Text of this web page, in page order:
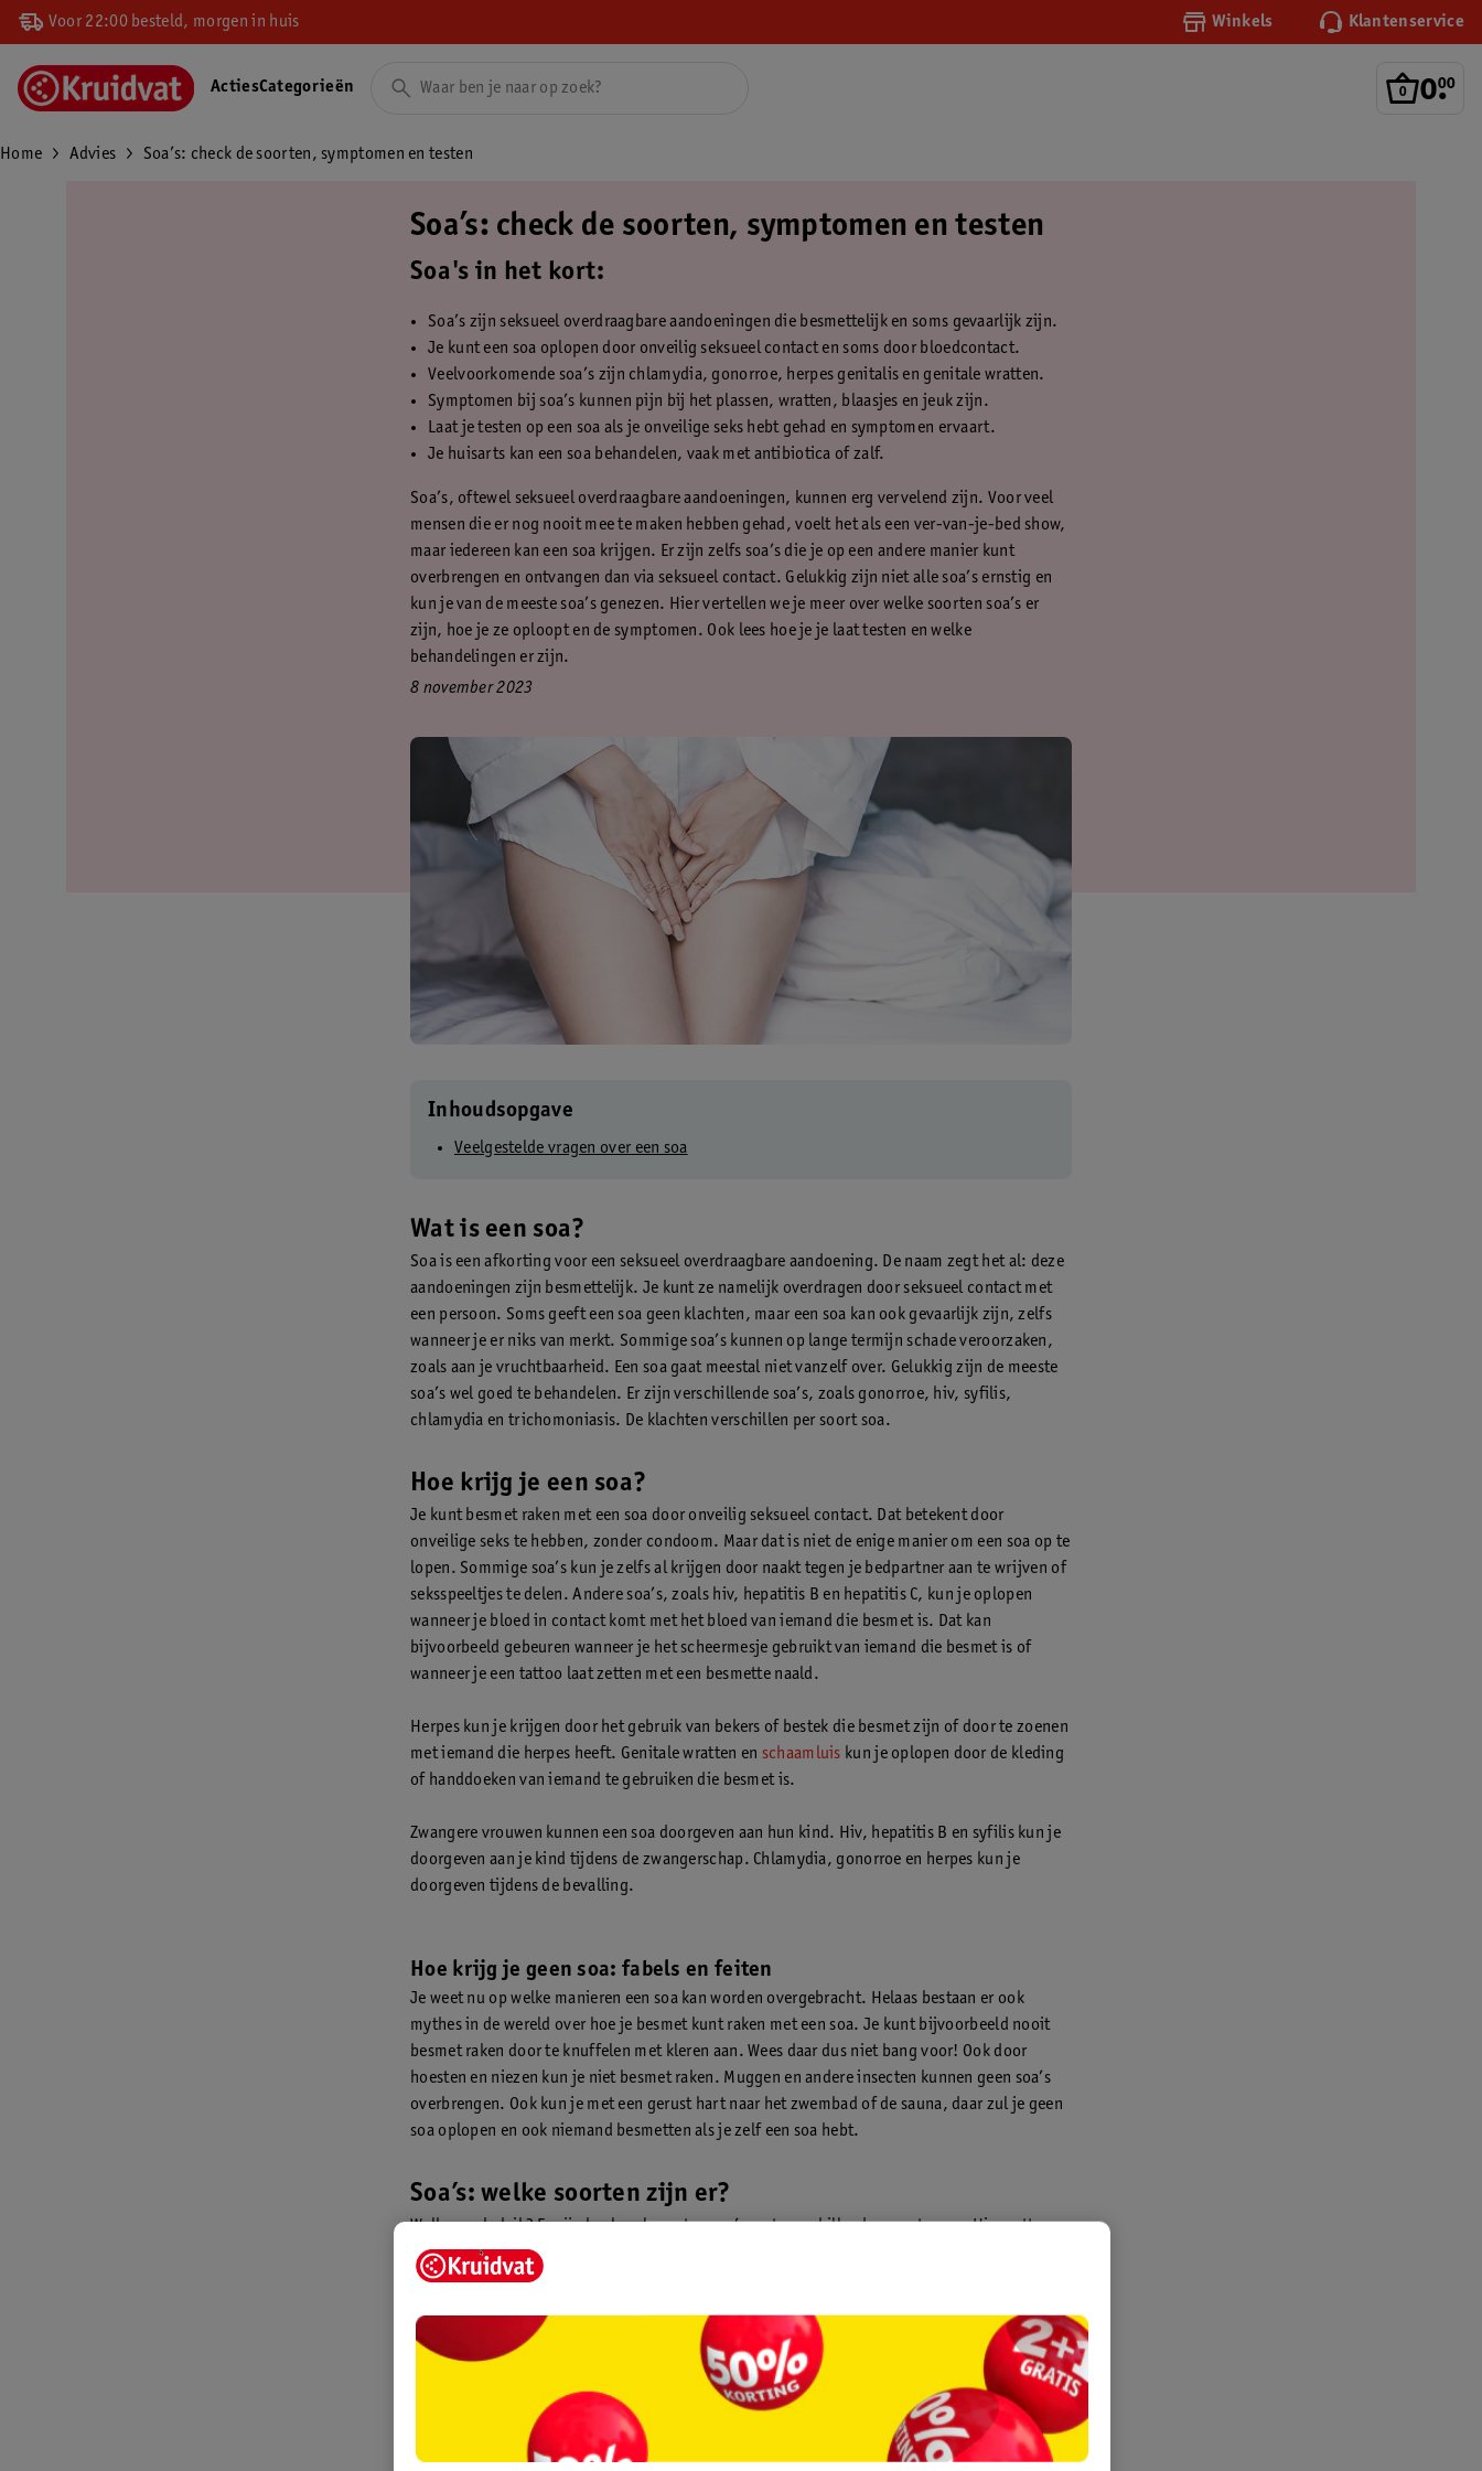
Voor 22:00 besteld, morgen in huis Winkels Klantenservice
0.
00
ActiesCategorieën
Home Advies Soa’s: check de soorten, symptomen en testen
Soa’s: check de soorten, symptomen en testen
Soa's in het kort:
Soa’s zijn seksueel overdraagbare aandoeningen die besmettelijk en soms gevaarlijk zijn.
Je kunt een soa oplopen door onveilig seksueel contact en soms door bloedcontact.
Veelvoorkomende soa’s zijn chlamydia, gonorroe, herpes genitalis en genitale wratten.
Symptomen bij soa’s kunnen pijn bij het plassen, wratten, blaasjes en jeuk zijn.
Laat je testen op een soa als je onveilige seks hebt gehad en symptomen ervaart.
Je huisarts kan een soa behandelen, vaak met antibiotica of zalf.
Soa’s, oftewel seksueel overdraagbare aandoeningen, kunnen erg vervelend zijn. Voor veel
mensen die er nog nooit mee te maken hebben gehad, voelt het als een ver-van-je-bed show,
maar iedereen kan een soa krijgen. Er zijn zelfs soa’s die je op een andere manier kunt
overbrengen en ontvangen dan via seksueel contact. Gelukkig zijn niet alle soa’s ernstig en
kun je van de meeste soa’s genezen. Hier vertellen we je meer over welke soorten soa’s er
zijn, hoe je ze oploopt en de symptomen. Ook lees hoe je je laat testen en welke
behandelingen er zijn.
8 november 2023
Inhoudsopgave
Veelgestelde vragen over een soa
Wat is een soa?
Soa is een afkorting voor een seksueel overdraagbare aandoening. De naam zegt het al: deze
aandoeningen zijn besmettelijk. Je kunt ze namelijk overdragen door seksueel contact met
een persoon. Soms geeft een soa geen klachten, maar een soa kan ook gevaarlijk zijn, zelfs
wanneer je er niks van merkt. Sommige soa’s kunnen op lange termijn schade veroorzaken,
zoals aan je vruchtbaarheid. Een soa gaat meestal niet vanzelf over. Gelukkig zijn de meeste
soa’s wel goed te behandelen. Er zijn verschillende soa’s, zoals gonorroe, hiv, syfilis,
chlamydia en trichomoniasis. De klachten verschillen per soort soa.
Hoe krijg je een soa?
Je kunt besmet raken met een soa door onveilig seksueel contact. Dat betekent door
onveilige seks te hebben, zonder condoom. Maar dat is niet de enige manier om een soa op te
lopen. Sommige soa’s kun je zelfs al krijgen door naakt tegen je bedpartner aan te wrijven of
seksspeeltjes te delen. Andere soa’s, zoals hiv, hepatitis B en hepatitis C, kun je oplopen
wanneer je bloed in contact komt met het bloed van iemand die besmet is. Dat kan
bijvoorbeeld gebeuren wanneer je het scheermesje gebruikt van iemand die besmet is of
wanneer je een tattoo laat zetten met een besmette naald.
Herpes kun je krijgen door het gebruik van bekers of bestek die besmet zijn of door te zoenen
met iemand die herpes heeft. Genitale wratten en schaamluis kun je oplopen door de kleding
of handdoeken van iemand te gebruiken die besmet is.
Zwangere vrouwen kunnen een soa doorgeven aan hun kind. Hiv, hepatitis B en syfilis kun je
doorgeven aan je kind tijdens de zwangerschap. Chlamydia, gonorroe en herpes kun je
doorgeven tijdens de bevalling.
Hoe krijg je geen soa: fabels en feiten
Je weet nu op welke manieren een soa kan worden overgebracht. Helaas bestaan er ook
mythes in de wereld over hoe je besmet kunt raken met een soa. Je kunt bijvoorbeeld nooit
besmet raken door te knuffelen met kleren aan. Wees daar dus niet bang voor! Ook door
hoesten en niezen kun je niet besmet raken. Muggen en andere insecten kunnen geen soa’s
overbrengen. Ook kun je met een gerust hart naar het zwembad of de sauna, daar zul je geen
soa oplopen en ook niemand besmetten als je zelf een soa hebt.
Soa’s: welke soorten zijn er?
Welke soa heb ik? Er zijn heel veel soorten soa’s met verschillende symptomen. Hier zetten
we ze voor je op een rijtje. We beginnen met veelvoorkomende soa’s:
Herpes genitalis
Mycoplasma genitalium